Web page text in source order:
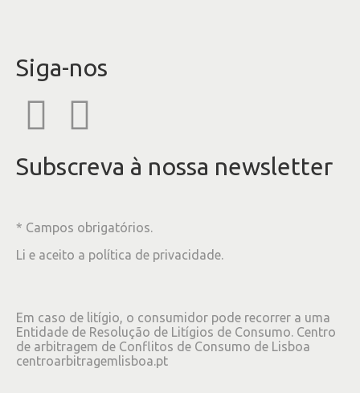
Siga-nos
Subscreva à nossa newsletter
* Campos obrigatórios.
Li e aceito a política de privacidade.
Em caso de litígio, o consumidor pode recorrer a uma
Entidade de Resolução de Litígios de Consumo. Centro
de arbitragem de Conflitos de Consumo de Lisboa
centroarbitragemlisboa.pt